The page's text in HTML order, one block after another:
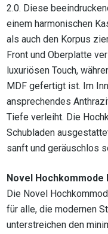
2.0. Diese
einem harmonischen
als auch den Korpus
Front und Oberplatte
luxuriösen Touch,
MDF gefertigt ist. Im
ansprechendes
Tiefe verleiht. Die
Schubladen
sanft und geräuschlos
Novel Hochkommode
Die Novel
für alle, die modernen
unterstreichen den